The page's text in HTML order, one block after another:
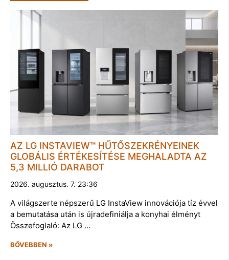
AZ LG INSTAVIEW™ HŰTŐSZEKRÉNYEINEK
GLOBÁLIS ÉRTÉKESÍTÉSE MEGHALADTA AZ
5,3 MILLIÓ DARABOT
2026. augusztus. 7. 23:36
A világszerte népszerű LG InstaView innovációja tíz évvel
a bemutatása után is újradefiniálja a konyhai élményt
Összefoglaló: Az LG …
BŐVEBBEN »